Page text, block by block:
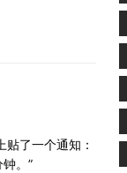
了一个通知：
。”